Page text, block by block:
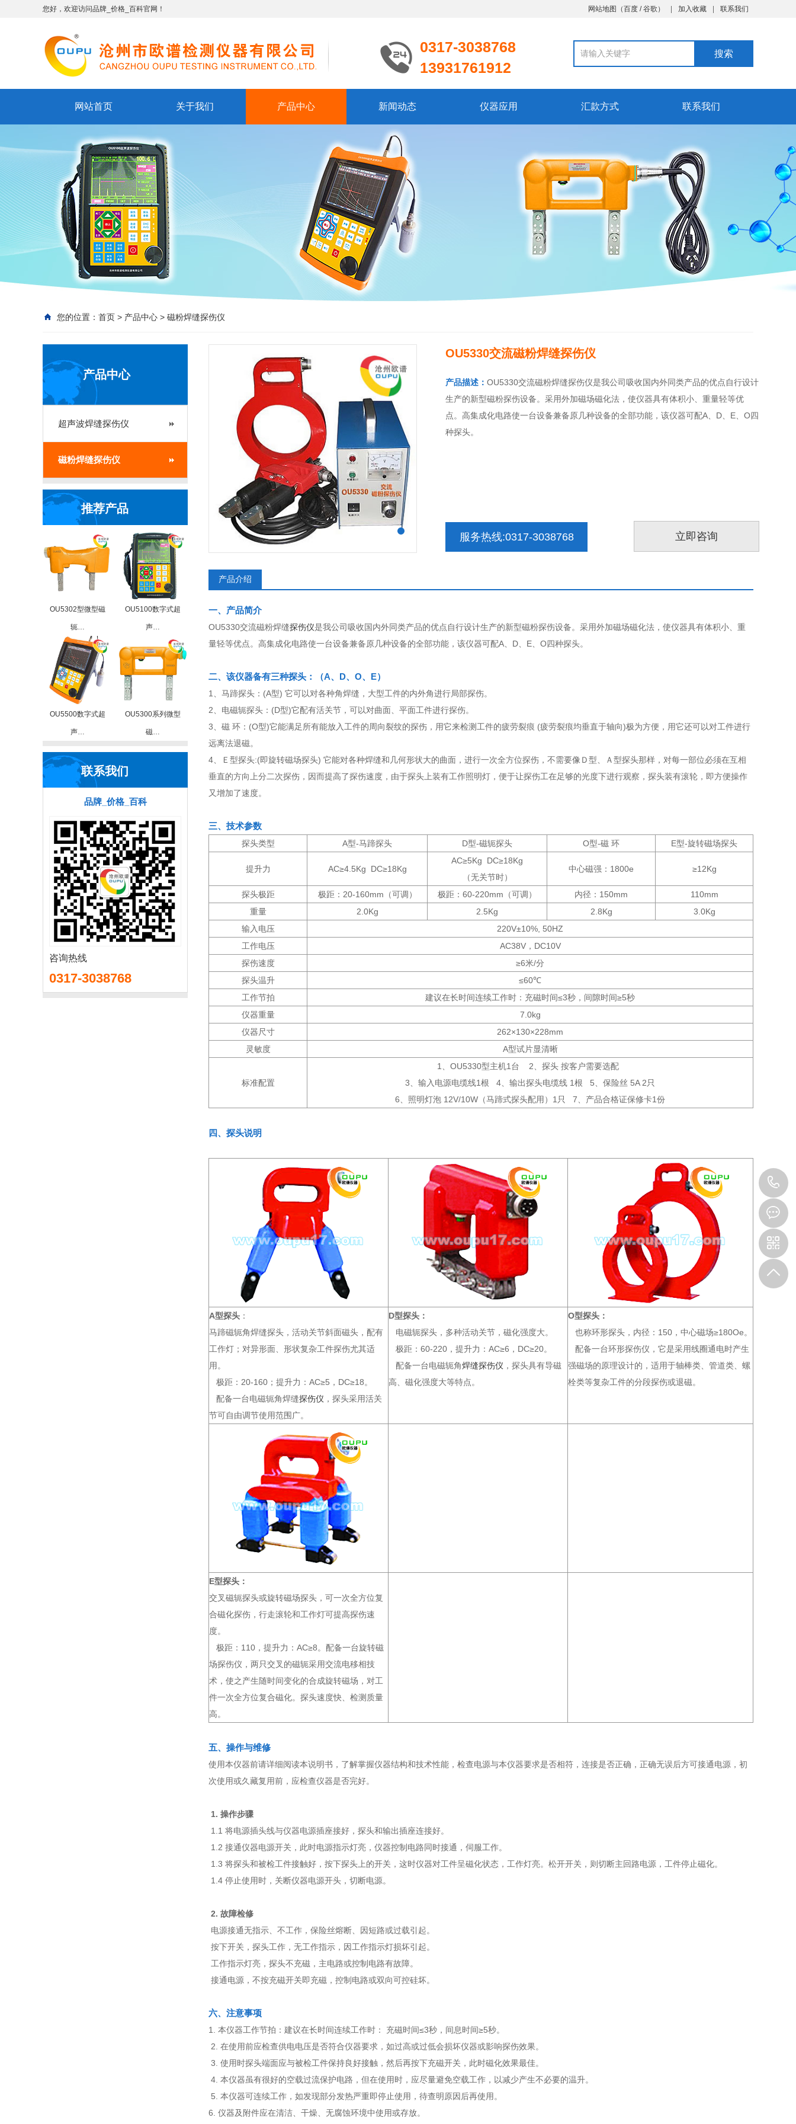
您好，欢迎访问品牌_价格_百科官网！ 网站地图 （百度 /谷歌 ） 加入收藏 联系我们
0317-3038768
13931761912
网站首页 关于我们 产品中心 新闻动态 仪器应用 汇款方式 联系我们
您的位置： 首页 > 产品中心 > 磁粉焊缝探伤仪
产品中心
超声波焊缝探伤仪
磁粉焊缝探伤仪
推荐产品
OU5302型微型磁
轭…
OU5100数字式超
声…
OU5500数字式超
声…
OU5300系列微型
磁…
联系我们
品牌_价格_百科
咨询热线
0317-3038768
OU5330交流磁粉焊缝探伤仪
产品描述： OU5330交流磁粉焊缝探伤仪是我公司吸收国内外同类产品的优点自行设计
生产的新型磁粉探伤设备。采用外加磁场磁化法，使仪器具有体积小、重量轻等优
点。高集成化电路使一台设备兼备原几种设备的全部功能，该仪器可配A、D、E、O四
种探头。
服务热线:0317-3038768 立即咨询
产品介绍
一、产品简介
OU5330交流磁粉焊缝探伤仪是我公司吸收国内外同类产品的优点自行设计生产的新型磁粉探伤设备。采用外加磁场磁化法，使仪器具有体积小、重
量轻等优点。高集成化电路使一台设备兼备原几种设备的全部功能，该仪器可配A、D、E、O四种探头。
二、该仪器备有三种探头：（A、D、O、E）
1、马蹄探头：(A型) 它可以对各种角焊缝，大型工件的内外角进行局部探伤。
2、电磁轭探头：(D型)它配有活关节，可以对曲面、平面工件进行探伤。
3、磁 环：(O型)它能满足所有能放入工件的周向裂纹的探伤，用它来检测工件的疲劳裂痕 (疲劳裂痕均垂直于轴向)极为方便，用它还可以对工件进行
远离法退磁。
4、Ｅ型探头:(即旋转磁场探头) 它能对各种焊缝和几何形状大的曲面，进行一次全方位探伤，不需要像Ｄ型、Ａ型探头那样，对每一部位必须在互相
垂直的方向上分二次探伤，因而提高了探伤速度，由于探头上装有工作照明灯，便于让探伤工在足够的光度下进行观察，探头装有滚轮，即方便操作
又增加了速度。
三、技术参数
探头类型 A型-马蹄探头 D型-磁轭探头 O型-磁 环 E型-旋转磁场探头
提升力 AC≥4.5Kg DC≥18Kg
AC≥5Kg DC≥18Kg
（无关节时）
中心磁强：1800e ≥12Kg
探头极距 极距：20-160mm（可调） 极距：60-220mm（可调） 内径：150mm
110mm
重量
2.0Kg 2.5Kg 2.8Kg
3.0Kg
输入电压
220V±10%, 50HZ
工作电压
AC38V，DC10V
探伤速度
≥6米/分
探头温升
≤60℃
工作节拍
建议在长时间连续工作时：充磁时间≤3秒，间隙时间≥5秒
仪器重量
7.0kg
仪器尺寸
262×130×228mm
灵敏度
A型试片显清晰
标准配置
1、OU5330型主机1台 2、探头 按客户需要选配
3、输入电源电缆线1根 4、输出探头电缆线 1根 5、保险丝 5A 2只
6、照明灯泡 12V/10W（马蹄式探头配用）1只 7、产品合格证保修卡1份
四、探头说明
A型探头 ：
马蹄磁轭角焊缝探头，活动关节斜面磁头，配有
工作灯；对异形面、形状复杂工件探伤尤其适
用。
极距：20-160；提升力：AC≥5，DC≥18。
配备一台电磁轭角焊缝探伤仪 ，探头采用活关
节可自由调节使用范围广。
D型探头：
电磁轭探头，多种活动关节，磁化强度大。
极距：60-220，提升力：AC≥6，DC≥20。
配备一台电磁轭角焊缝探伤仪 ，探头具有导磁
高、磁化强度大等特点。
O型探头：
也称环形探头，内径：150，中心磁场≥180Oe。
配备一台环形探伤仪，它是采用线圈通电时产生
强磁场的原理设计的，适用于轴棒类、管道类、螺
栓类等复杂工件的分段探伤或退磁。
E型探头：
交叉磁轭探头或旋转磁场探头，可一次全方位复
合磁化探伤，行走滚轮和工作灯可提高探伤速
度。
极距：110，提升力：AC≥8。配备一台旋转磁
场探伤仪，两只交叉的磁轭采用交流电移相技
术，使之产生随时间变化的合成旋转磁场，对工
件一次全方位复合磁化。探头速度快、检测质量
高。
五、操作与维修
使用本仪器前请详细阅读本说明书，了解掌握仪器结构和技术性能，检查电源与本仪器要求是否相符，连接是否正确，正确无误后方可接通电源，初
次使用或久藏复用前，应检查仪器是否完好。
1. 操作步骤
1.1 将电源插头线与仪器电源插座接好，探头和输出插座连接好。
1.2 接通仪器电源开关，此时电源指示灯亮，仪器控制电路同时接通，伺服工作。
1.3 将探头和被检工件接触好，按下探头上的开关，这时仪器对工件呈磁化状态，工作灯亮。松开开关，则切断主回路电源，工件停止磁化。
1.4 停止使用时，关断仪器电源开头，切断电源。
2. 故障检修
电源接通无指示、不工作，保险丝熔断、因短路或过载引起。
按下开关，探头工作，无工作指示，因工作指示灯损坏引起。
工作指示灯亮，探头不充磁，主电路或控制电路有故障。
接通电源，不按充磁开关即充磁，控制电路或双向可控硅坏。
六、注意事项
1. 本仪器工作节拍：建议在长时间连续工作时： 充磁时间≤3秒，间息时间≥5秒。
2. 在使用前应检查供电电压是否符合仪器要求，如过高或过低会损坏仪器或影响探伤效果。
3. 使用时探头端面应与被检工件保持良好接触，然后再按下充磁开关，此时磁化效果最佳。
4. 本仪器虽有很好的空载过流保护电路，但在使用时，应尽量避免空载工作，以减少产生不必要的温升。
5. 本仪器可连续工作，如发现部分发热严重即停止使用，待查明原因后再使用。
6. 仪器及附件应在清洁、干燥、无腐蚀环境中使用或存放。